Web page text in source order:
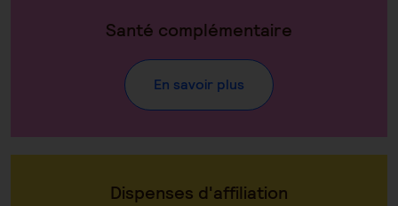
Santé complémentaire
En savoir plus
Dispenses d'affiliation